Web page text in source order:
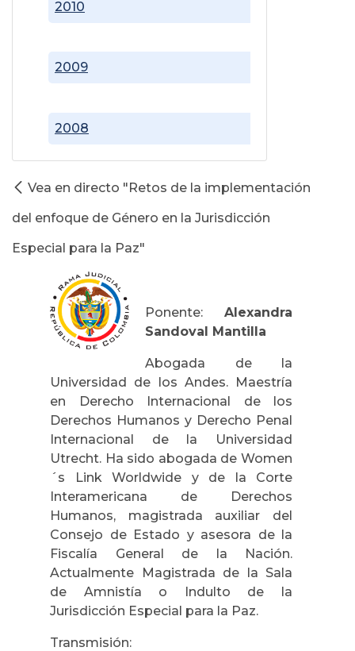
2008
2009
2010
Vea en directo "Retos de la implementación
del enfoque de Género en la Jurisdicción
Especial para la Paz"
Ponente: Alexandra
Sandoval Mantilla
Abogada de la
Universidad de los Andes. Maestría
en Derecho Internacional de los
Derechos Humanos y Derecho Penal
Internacional de la Universidad
Utrecht. Ha sido abogada de Women
´s Link Worldwide y de la Corte
Interamericana de Derechos
Humanos, magistrada auxiliar del
Consejo de Estado y asesora de la
Fiscalía General de la Nación.
Actualmente Magistrada de la Sala
de Amnistía o Indulto de la
Jurisdicción Especial para la Paz.
Transmisión: